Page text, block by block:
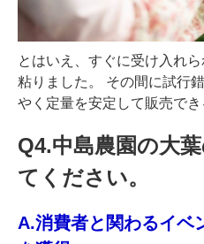
とはいえ、すぐに受け入れ
粘りました。 その間に試行
やく定量を安定して販売でき
Q4.中島農園の大
てください。
A.消費者と関わるイベ